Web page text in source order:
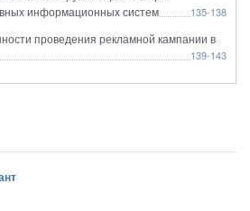
информационных систем
135-138
проведения рекламной кампании в
139-143